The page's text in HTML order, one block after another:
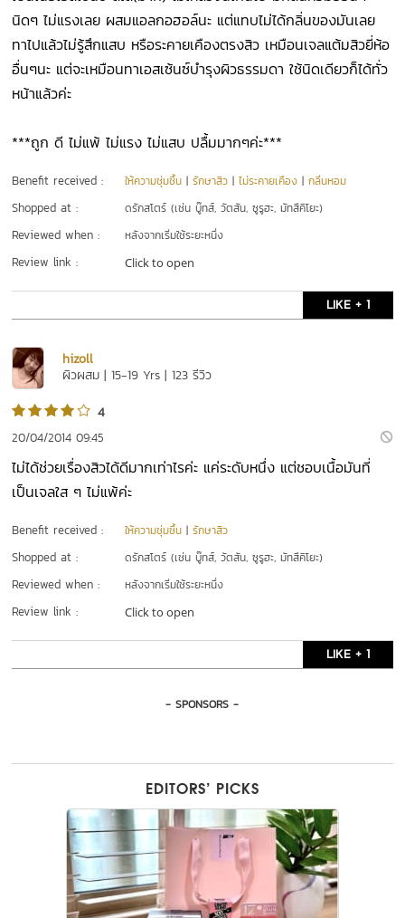
นิดๆ ไม่แรงเลย ผสมแอลกอฮอล์นะ แต่แทบไม่ได้กลิ่นของมันเลย
ทาไปแล้วไม่รู้สึกแสบ หรือระคายเคืองตรงสิว เหมือนเจลแต้มสิวยี่ห้อ
อื่นๆนะ แต่จะเหมือนทาเอสเซ้นซ์บำรุงผิวธรรมดา ใช้นิดเดียวก็ได้ทั่ว
หน้าแล้วค่ะ
***ถูก ดี ไม่แพ้ ไม่แรง ไม่แสบ ปลื้มมากๆค่ะ***
Benefit received : ให้ความชุ่มชื้น |รักษาสิว |ไม่ระคายเคือง |กลิ่นหอม
Shopped at : ดรักสโตร์ (เช่น บู๊ทส์, วัตสัน, ซูรูฮะ, มัทสึคิโยะ)
Reviewed when : หลังจากเริ่มใช้ระยะหนึ่ง
Review link : Click to open
LIKE + 1
hizoll
ผิวผสม | 15-19 Yrs | 123 รีวิว
4
20/04/2014 09:45
ไม่ได้ช่วยเรื่องสิวได้ดีมากเท่าไรค่ะ แค่ระดับหนึ่ง แต่ชอบเนื้อมันที่
เป็นเจลใส ๆ ไม่แพ้ค่ะ
Benefit received : ให้ความชุ่มชื้น |รักษาสิว
Shopped at : ดรักสโตร์ (เช่น บู๊ทส์, วัตสัน, ซูรูฮะ, มัทสึคิโยะ)
Reviewed when : หลังจากเริ่มใช้ระยะหนึ่ง
Review link : Click to open
LIKE + 1
- SPONSORS -
EDITORS’ PICKS